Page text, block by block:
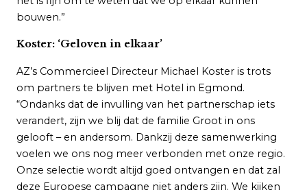
bouwen.”
Koster: ‘Geloven in elkaar’
AZ’s Commercieel Directeur Michael Koster is trots
om partners te blijven met Hotel in Egmond.
“Ondanks dat de invulling van het partnerschap iets
verandert, zijn we blij dat de familie Groot in ons
gelooft – en andersom. Dankzij deze samenwerking
voelen we ons nog meer verbonden met onze regio.
Onze selectie wordt altijd goed ontvangen en dat zal
deze Europese campagne niet anders zijn. We kijken